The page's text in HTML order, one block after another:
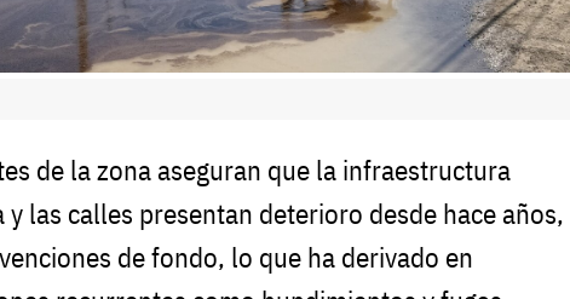
de la zona aseguran que la infraestructura
y las calles presentan deterioro desde hace años,
de fondo, lo que ha derivado en